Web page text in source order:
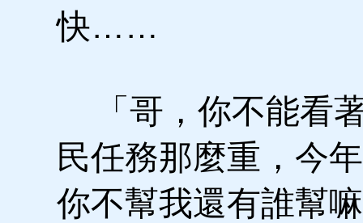
快……
「哥，你不能看
民任務那麼重，今
你不幫我還有誰幫